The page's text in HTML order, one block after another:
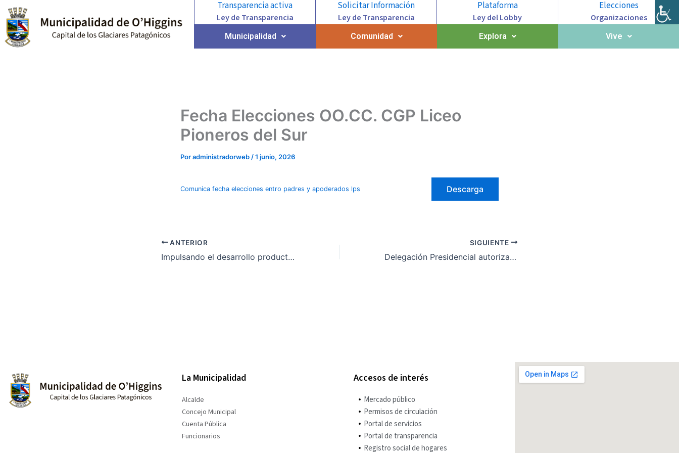
contenido
Transparencia activa
Ley de Transparencia
Solicitar Información
Ley de Transparencia
Plataforma
Ley del Lobby
Elecciones
Organizaciones
Municipalidad Comunidad Explora Vive
Fecha Elecciones OO.CC. CGP Liceo
Pioneros del Sur
Poradministradorweb /1 junio, 2026
Comunica fecha elecciones entro padres y apoderados lps Descarga
ANTERIOR
Impulsando el desarrollo productivo en el corazón del sur: Con éxito finaliza «Encuentro de Emprendedores Locales 2026» en Villa O’Higgins
SIGUIENTE
Delegación Presidencial autoriza reapertura de Paso Fronterizo Entrada Mayer para vehículos 4×4
La Municipalidad
Alcalde
Concejo Municipal
Cuenta Pública
Funcionarios
Accesos de interés
Mercado público
Permisos de circulación
Portal de servicios
Portal de transparencia
Registro social de hogares